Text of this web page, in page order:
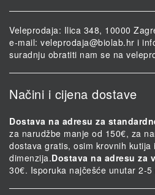
Veleprodaja: Ilica 348, 10000
e-mail: veleprodaja@biolab.hr i
suradnju obratiti nam se na
Načini i cijena dostave
Dostava na adresu za
za narudžbe manje od 150€, za
dostava gratis, osim krovnih kutija
dimenzija.Dostava na adresu za
30€. Isporuka najčešće unutar 2-5